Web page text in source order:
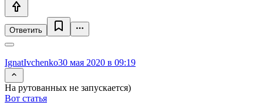
Ответить
IgnatIvchenko30 мая 2020 в 09:19
На рутованных не запускается)
Вот статья